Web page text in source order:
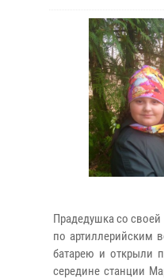
Прадедушка со
по артиллерийским
батарею и открыли
середине станции